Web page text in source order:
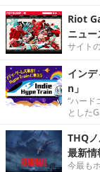
Riot
ニュー
サイト
イン
n」
“ハード
とした
THQ
最新情
今最も